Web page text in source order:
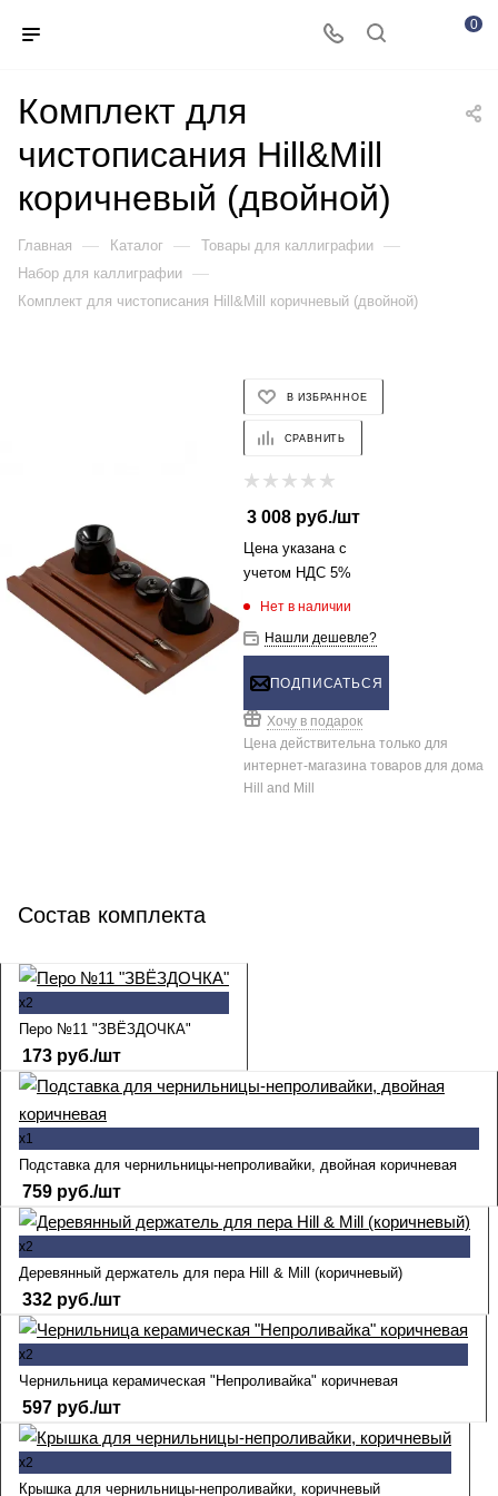
0
Комплект для
чистописания Hill&Mill
коричневый (двойной)
Главная — Каталог — Товары для каллиграфии —
Набор для каллиграфии —
Комплект для чистописания Hill&Mill коричневый (двойной)
В ИЗБРАННОЕ
СРАВНИТЬ
3 008руб./шт
Цена указана с
учетом НДС 5%
Нет в наличии
Нашли дешевле?
ПОДПИСАТЬСЯ
Хочу в подарок
Цена действительна только для
интернет-магазина товаров для дома
Hill and Mill
Состав комплекта
x2
Перо №11 "ЗВЁЗДОЧКА"
173 руб./шт
x1
Подставка для чернильницы-непроливайки, двойная коричневая
759 руб./шт
x2
Деревянный держатель для пера Hill & Mill (коричневый)
332 руб./шт
x2
Чернильница керамическая "Непроливайка" коричневая
597 руб./шт
x2
Крышка для чернильницы-непроливайки, коричневый